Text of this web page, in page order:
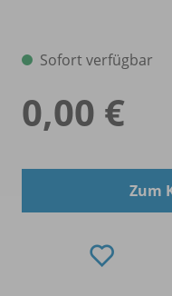
Sofort verfügbar
0,00 €
Zum